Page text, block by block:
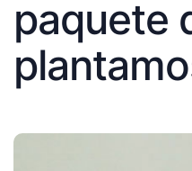
paquete